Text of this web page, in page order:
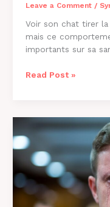
Leave a Comment /
Voir son chat tirer
mais ce
importants sur sa
Pourquoi
Langue
:
8
Causes
et
Solutions
Read Post »